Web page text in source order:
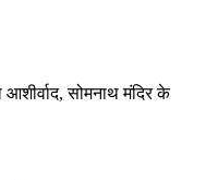
सोमनाथ मंदिर के